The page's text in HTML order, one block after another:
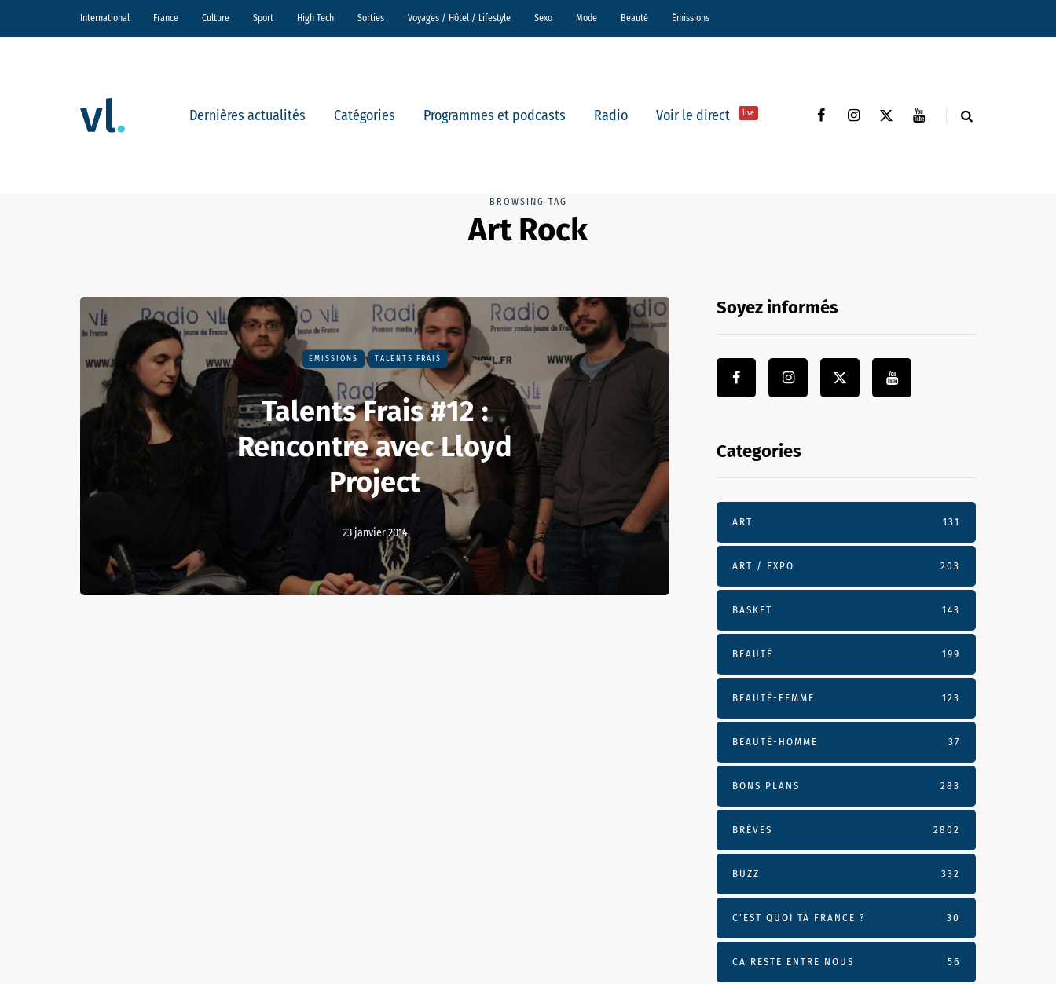
International France Culture Sport High Tech Sorties Voyages / Hôtel / Lifestyle Sexo Mode Beauté Émissions
Dernières actualités Catégories Programmes et podcasts Radio Voir le direct live
BROWSING TAG
Art Rock
EMISSIONS TALENTS FRAIS
Talents Frais #12 :
Rencontre avec Lloyd
Project
23 janvier 2014
Soyez informés
Categories
ART 131
ART / EXPO 203
BASKET 143
BEAUTÉ 199
BEAUTÉ-FEMME 123
BEAUTÉ-HOMME 37
BONS PLANS 283
BRÈVES 2802
BUZZ 332
C'EST QUOI TA FRANCE ? 30
CA RESTE ENTRE NOUS 56